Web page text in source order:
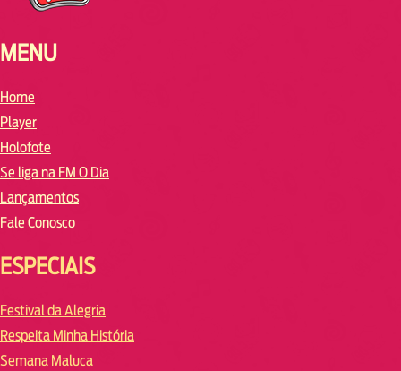
MENU
Home
Player
Holofote
Se liga na FM O Dia
Lançamentos
Fale Conosco
ESPECIAIS
Festival da Alegria
Respeita Minha História
Semana Maluca